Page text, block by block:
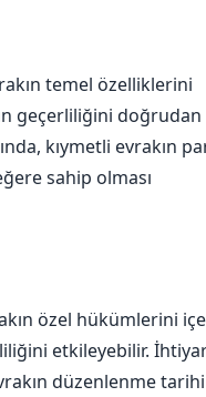
temel özelliklerini
geçerliliğini doğrudan
kıymetli evrakın
sahip olması
özel hükümlerini
etkileyebilir.
düzenlenme